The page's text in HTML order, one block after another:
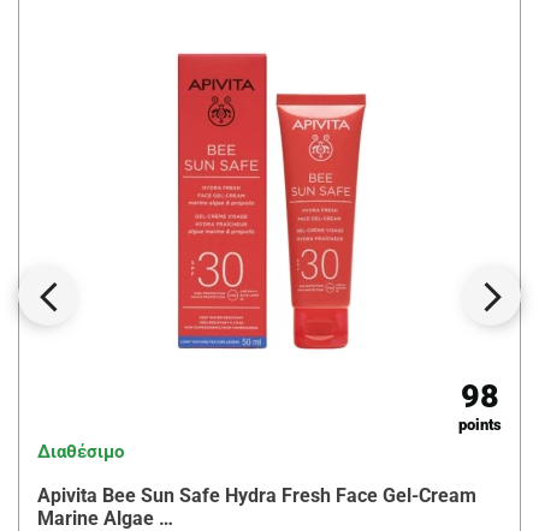
98
points
Διαθέσιμο
Apivita Bee Sun Safe Hydra Fresh Face Gel-Cream
Marine Algae …